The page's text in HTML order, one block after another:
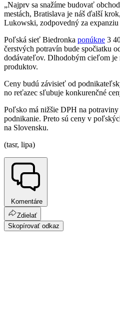
„Najprv sa snažíme budovať
mestách, Bratislava je náš ďalší
Lukowski, zodpovedný za
Poľská sieť Biedronka ponúkne 3
čerstvých potravín bude spočiatku
dodávateľov. Dlhodobým cieľom je
produktov.
Ceny budú závisieť od
no reťazec sľubuje konkurenčné
Poľsko má nižšie DPH na
podnikanie. Preto sú ceny v
na Slovensku.
(tasr, lipa)
Komentáre
Zdielať
Skopírovať odkaz